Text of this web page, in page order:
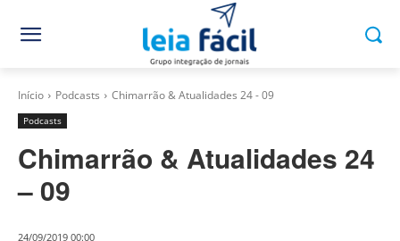
Início Podcasts Chimarrão & Atualidades 24 - 09
Podcasts
Chimarrão & Atualidades 24
– 09
24/09/2019 00:00